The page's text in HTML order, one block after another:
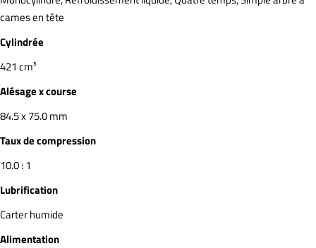
cames en tête
Cylindrée
421 cm³
Alésage x course
84.5 x 75.0 mm
Taux de compression
10.0 : 1
Lubrification
Carter humide
Alimentation